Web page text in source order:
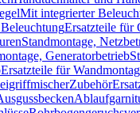
Mit integrierter
Ersatzteile für
Standmontage,
Generatorbetrieb
Ersatzteile für
Zubehör